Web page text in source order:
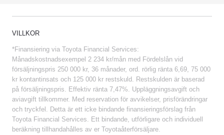
VILLKOR
*Finansiering via Toyota Financial Services:
Månadskostnadsexempel 2 234 kr/mån med Fördelslån vid
försäljningspris 250 000 kr, 36 månader, ord. rörlig ränta 6,69, 75 000
kr kontantinsats och 125 000 kr restskuld. Restskulden är baserad
på försäljningspris. Effektiv ränta 7,47%. Uppläggningsavgift och
aviavgift tillkommer. Med reservation för avvikelser, prisförändringar
och tryckfel. Detta är ett icke bindande finansieringsförslag från
Toyota Financial Services. Ett bindande, utförligare och individuell
beräkning tillhandahålles av er Toyotaåterförsäljare.